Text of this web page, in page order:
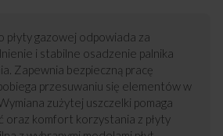
płyty gazowej odpowiada za
i stabilne osadzenie palnika
Zapewnia bezpieczną pracę
przesuwaniu się elementów w
zużytej uszczelki pomaga
oraz komfort korzystania z płyty